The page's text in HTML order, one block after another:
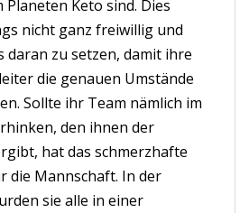
Planeten Keto sind. Dies
nicht ganz freiwillig und
daran zu setzen, damit ihre
die genauen Umstände
Sollte ihr Team nämlich im
den ihnen der
hat das schmerzhafte
die Mannschaft. In der
sie alle in einer